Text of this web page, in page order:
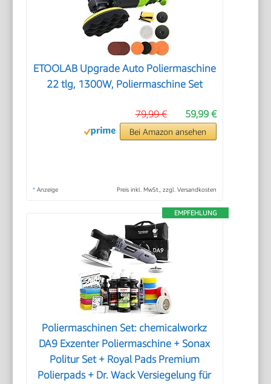
ETOOLAB Upgrade Auto Poliermaschine
22 tlg, 1300W, Poliermaschine Set
59,99 €
79,99 €
Bei Amazon ansehen
* Anzeige Preis inkl. MwSt., zzgl. Versandkosten
EMPFEHLUNG
Poliermaschinen Set: chemicalworkz
DA9 Exzenter Poliermaschine + Sonax
Politur Set + Royal Pads Premium
Polierpads + Dr. Wack Versiegelung für